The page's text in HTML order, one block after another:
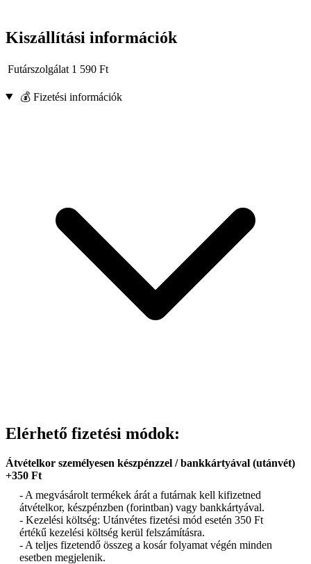
Kiszállítási információk
Futárszolgálat 1 590 Ft
💰 Fizetési információk
Elérhető fizetési módok:
Átvételkor személyesen készpénzzel / bankkártyával (utánvét)
+350 Ft
- A megvásárolt termékek árát a futárnak kell kifizetned
átvételkor, készpénzben (forintban) vagy bankkártyával.
- Kezelési költség: Utánvétes fizetési mód esetén 350 Ft
értékű kezelési költség kerül felszámításra.
- A teljes fizetendő összeg a kosár folyamat végén minden
esetben megjelenik.